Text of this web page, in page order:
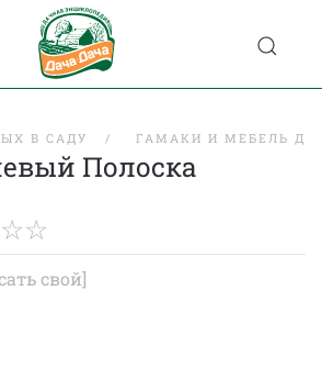
В САДУ ГАМАКИ И МЕБЕЛЬ
Полоска
свой]